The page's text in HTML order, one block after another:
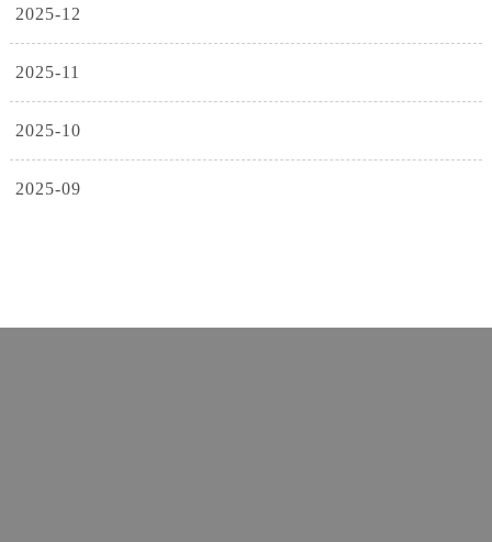
2025-12
2025-11
2025-10
2025-09